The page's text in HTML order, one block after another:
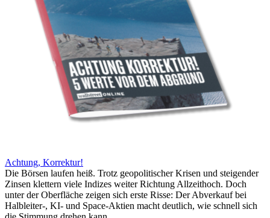
Achtung, Korrektur!
Die Börsen laufen heiß. Trotz geopolitischer Krisen und steigender
Zinsen klettern viele Indizes weiter Richtung Allzeithoch. Doch
unter der Oberfläche zeigen sich erste Risse: Der Abverkauf bei
Halbleiter-, KI- und Space-Aktien macht deutlich, wie schnell sich